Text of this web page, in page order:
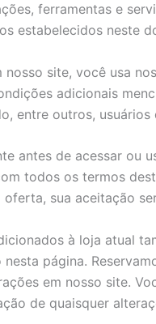
ferramentas e
estabelecidos neste
site, você usa
adicionais
entre outros,
antes de acessar
todos os termos
sua aceitação
à loja atual
página.
em nosso site.
de quaisquer